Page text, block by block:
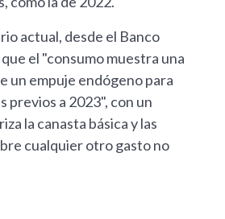
actual, desde el Banco
el "consumo muestra una
un empuje endógeno para
previos a 2023", con un
la canasta básica y las
cualquier otro gasto no